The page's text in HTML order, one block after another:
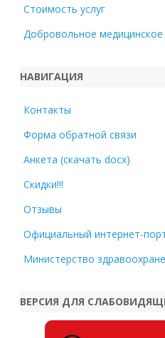
Стоимость услуг
Добровольное медицинское
НАВИГАЦИЯ
Контакты
Форма обратной связи
Анкета (скачать docx)
Скидки!!!
Отзывы
Официальный интернет-
Министерство
ВЕРСИЯ ДЛЯ